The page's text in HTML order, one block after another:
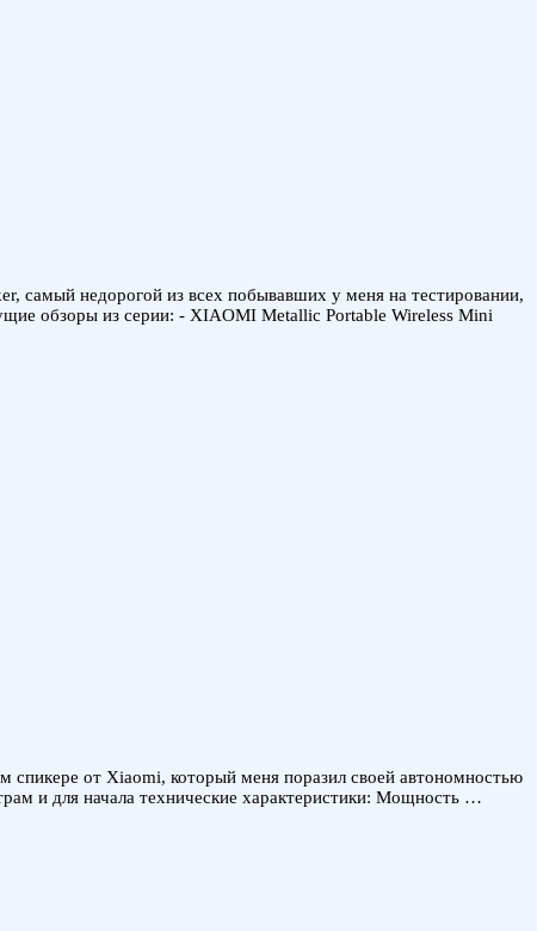
самый недорогой из всех побывавших у меня на тестировании,
обзоры из серии: - XIAOMI Metallic Portable Wireless Mini
от Xiaomi, который меня поразил своей автономностью
и для начала технические характеристики: Мощность …